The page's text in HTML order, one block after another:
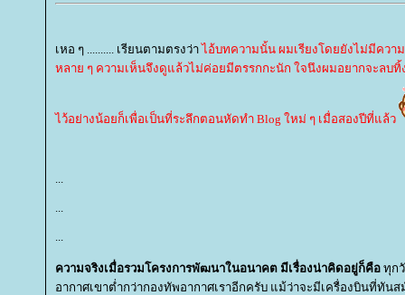
เหอ ๆ .......... เรียนตามตรงว่าไอ้บทความนั้น ผมเรียงโดยยังไม่มีควา
หลาย ๆ ความเห็นจึงดูแล้วไม่ค่อยมีตรรกกะนัก ใจนึงผมอยากจะลบทิ้
ไว้อย่างน้อยก็เพื่อเป็นที่ระลึกตอนหัดทำ Blog ใหม่ ๆ เมื่อสองปีที่แล้ว
ความจริงเมื่อรวมโครงการพัฒนาในอนาคต มีเรื่องน่าคิดอยู่ก็คือ ทุก
อากาศเขาต่ำกว่ากองทัพอากาศเราอีกครับ แม้ว่าจะมีเครื่องบินที่ทั